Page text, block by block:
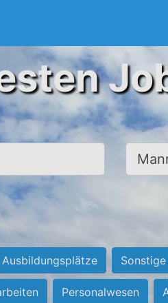
Ort,
Ausbildungsplätze
Personalwesen